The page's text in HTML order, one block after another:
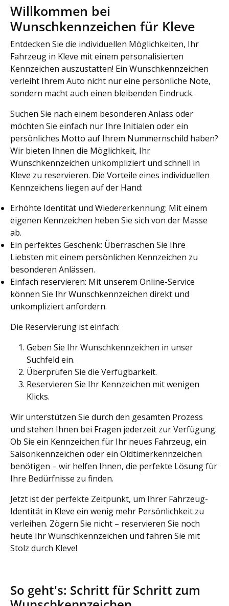
Willkommen bei
Wunschkennzeichen für Kleve
Entdecken Sie die individuellen Möglichkeiten, Ihr
Fahrzeug in Kleve mit einem personalisierten
Kennzeichen auszustatten! Ein Wunschkennzeichen
verleiht Ihrem Auto nicht nur eine persönliche Note,
sondern macht auch einen bleibenden Eindruck.
Suchen Sie nach einem besonderen Anlass oder
möchten Sie einfach nur Ihre Initialen oder ein
persönliches Motto auf Ihrem Nummernschild haben?
Wir bieten Ihnen die Möglichkeit, Ihr
Wunschkennzeichen unkompliziert und schnell in
Kleve zu reservieren. Die Vorteile eines individuellen
Kennzeichens liegen auf der Hand:
Erhöhte Identität und Wiedererkennung: Mit einem
eigenen Kennzeichen heben Sie sich von der Masse
ab.
Ein perfektes Geschenk: Überraschen Sie Ihre
Liebsten mit einem persönlichen Kennzeichen zu
besonderen Anlässen.
Einfach reservieren: Mit unserem Online-Service
können Sie Ihr Wunschkennzeichen direkt und
unkompliziert anfordern.
Die Reservierung ist einfach:
Geben Sie Ihr Wunschkennzeichen in unser
Suchfeld ein.
Überprüfen Sie die Verfügbarkeit.
Reservieren Sie Ihr Kennzeichen mit wenigen
Klicks.
Wir unterstützen Sie durch den gesamten Prozess
und stehen Ihnen bei Fragen jederzeit zur Verfügung.
Ob Sie ein Kennzeichen für Ihr neues Fahrzeug, ein
Saisonkennzeichen oder ein Oldtimerkennzeichen
benötigen – wir helfen Ihnen, die perfekte Lösung für
Ihre Bedürfnisse zu finden.
Jetzt ist der perfekte Zeitpunkt, um Ihrer Fahrzeug-
Identität in Kleve ein wenig mehr Persönlichkeit zu
verleihen. Zögern Sie nicht – reservieren Sie noch
heute Ihr Wunschkennzeichen und fahren Sie mit
Stolz durch Kleve!
So geht's: Schritt für Schritt zum